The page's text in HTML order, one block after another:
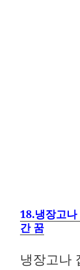
18.냉장고
간 꿈
냉장고나